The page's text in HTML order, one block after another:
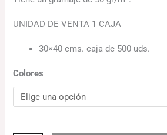
UNIDAD DE VENTA 1 CAJA
30×40 cms. caja de 500 uds.
Colores